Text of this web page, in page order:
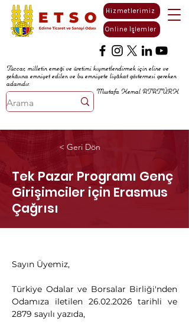
Online İşlemler
Hizmetlerimiz
Tüccar, milletin emeği ve üretimi kıymetlendirmek için eline ve
zekâsına emniyet edilen ve bu emniyete liyâkat göstermesi gereken
adamdır.
Mustafa Kemal ATATÜRK
< Geri Dön
Tek Pazar Programı Genç
Girişimciler için Erasmus
Çağrısı
Sayın Üyemiz,
Türkiye Odalar ve Borsalar Birliği'nden
Odamıza iletilen 26.02.2026 tarihli ve
2879 sayılı yazıda,